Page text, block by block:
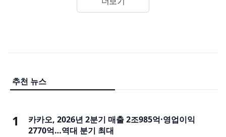
추천 뉴스
1
카카오, 2026년 2분기 매출 2조985억·영업이익
2770억…역대 분기 최대